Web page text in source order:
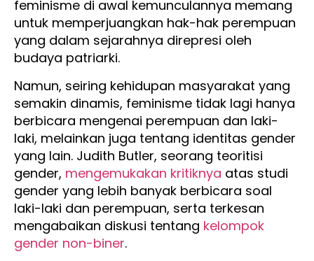
feminisme di awal kemunculannya memang
untuk memperjuangkan hak-hak perempuan
yang dalam sejarahnya direpresi oleh
budaya patriarki.
Namun, seiring kehidupan masyarakat yang
semakin dinamis, feminisme tidak lagi hanya
berbicara mengenai perempuan dan laki-
laki, melainkan juga tentang identitas gender
yang lain. Judith Butler, seorang teoritisi
gender, mengemukakan kritiknya atas studi
gender yang lebih banyak berbicara soal
laki-laki dan perempuan, serta terkesan
mengabaikan diskusi tentang kelompok
gender non-biner.